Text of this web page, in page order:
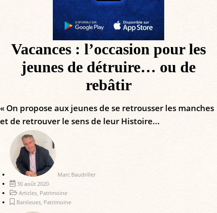
Vacances : l’occasion pour les
jeunes de détruire… ou de
rebâtir
« On propose aux jeunes de se retrousser les manches
et de retrouver le sens de leur Histoire...
Marc Baudriller
30 août 2020
Articles, Patrimoine
Banlieues, Patrimoine